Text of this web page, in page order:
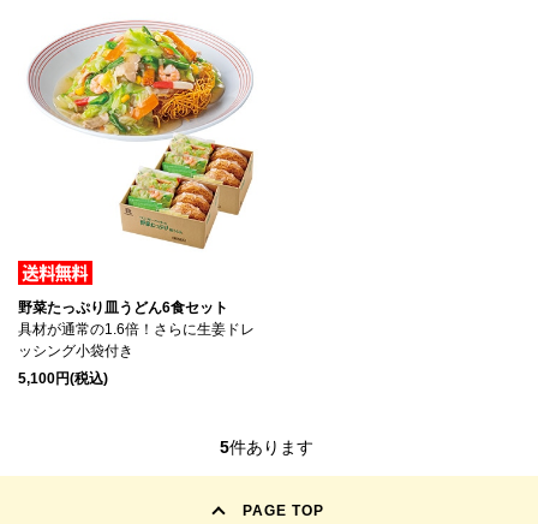
野菜たっぷり皿うどん6食セット
具材が通常の1.6倍！さらに生姜ドレ
ッシング小袋付き
5,100円(税込)
5件あります
PAGE TOP